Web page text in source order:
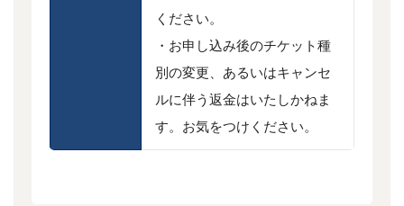
ください。
・お申し込み後のチケット種
別の変更、あるいはキャンセ
ルに伴う返金はいたしかねま
す。お気をつけください。